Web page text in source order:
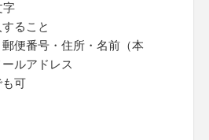
字
ること
便番号・住所・名前（本
ルアドレス
可